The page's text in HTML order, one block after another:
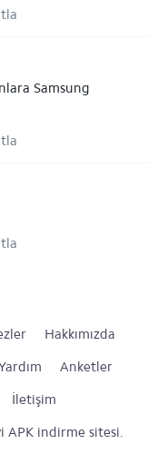
Samsung
Hakkımızda
Anketler
İletişim
APK indirme sitesi.